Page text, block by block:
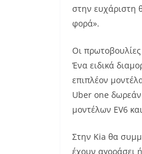
στην ευχάριστη
φορά».
Οι
Ένα ειδικά
επιπλέον
Uber one
μοντέλων EV6 και
Στην Kia θα
έχουν αγοράσει